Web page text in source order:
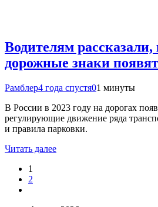
Водителям рассказали,
дорожные знаки
Рамблер4 года спустя01 минуты
В России в 2023 году на дорогах
регулирующие движение ряда
и правила парковки.
Читать далее
1
2